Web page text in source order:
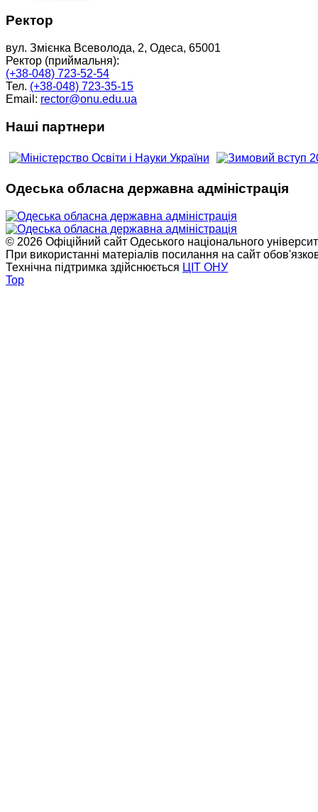
Ректор
вул. Змієнка Всеволода, 2, Одеса, 65001
Ректор (приймальня):
(+38-048) 723-52-54
Тел. (+38-048) 723-35-15
Email: rector@onu.edu.ua
Наші партнери
Одеська обласна державна адміністрація
© 2026 Офіційний сайт Одеського національного
При використанні матеріалів посилання на сайт
Технічна підтримка здійснюється ЦІТ ОНУ
Top